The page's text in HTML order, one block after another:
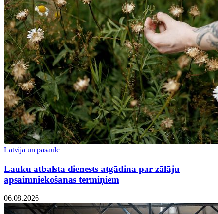
Latvija un pasaulē
Lauku atbalsta dienests atgādina par zālāju
apsaimniekošanas termiņiem
06.08.2026